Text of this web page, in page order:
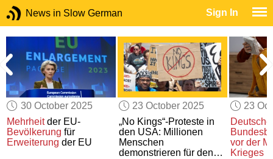
News in Slow German Sign In
30 October 2025
Mehrheitder EU-
Bevölkerung für
Erweiterung der EU
23 October 2025
„No Kings“-Proteste in
den USA: Millionen
Menschen
demonstrieren für den
23
Deutsche
vor der
Krieges